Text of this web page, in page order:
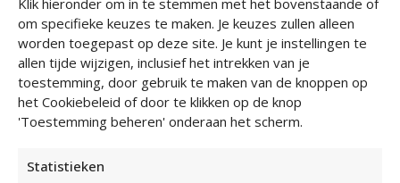
Klik hieronder om in te stemmen met het bovenstaande of
om specifieke keuzes te maken. Je keuzes zullen alleen
worden toegepast op deze site. Je kunt je instellingen te
allen tijde wijzigen, inclusief het intrekken van je
toestemming, door gebruik te maken van de knoppen op
het Cookiebeleid of door te klikken op de knop
'Toestemming beheren' onderaan het scherm.
Statistieken
Maak de look compleet
Lange Mouwen Body